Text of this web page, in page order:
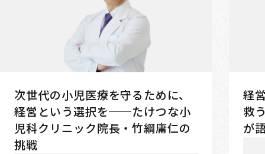
次世代の小児医療を守るために、
経営という選択を──たけつな小
児科クリニック院長・竹綱庸仁の
挑戦
経
救
が